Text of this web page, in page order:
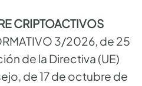
CRIPTOACTIVOS
3/2026, de 25
de la Directiva (UE)
de 17 de octubre de